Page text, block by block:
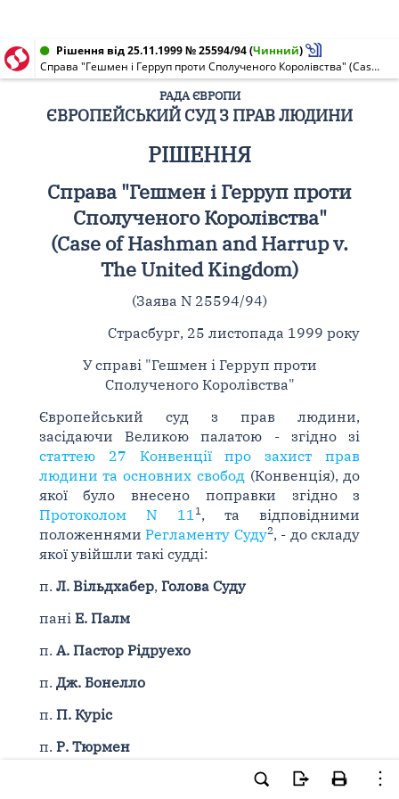
Рішення від 25.11.1999 № 25594/94(Чинний)
Справа "Гешмен і Герруп проти Сполученого Королівства" (Case of Hashman and Harrup v. The United Kingdom)
РАДА ЄВРОПИ
ЄВРОПЕЙСЬКИЙ СУД З ПРАВ ЛЮДИНИ
РІШЕННЯ
Справа "Гешмен і Герруп проти
Сполученого Королівства"
(Case of Hashman and Harrup v.
The United Kingdom)
(Заява N 25594/94)
Страсбург, 25 листопада 1999 року
У справі "Гешмен і Герруп проти
Сполученого Королівства"
Європейський суд з прав людини,
засідаючи Великою палатою - згідно зі
статтею 27 Конвенції про захист прав
людини та основних свобод(Конвенція), до
якої було внесено поправки згідно з
Протоколом N 111, та відповідними
положеннямиРегламенту Суду2, - до складу
якої увійшли такі судді:
п. Л. Вільдхабер, Голова Суду
пані Е. Палм
п. А. Пастор Рідруехо
п. Дж. Бонелло
п. П. Куріс
п. Р. Тюрмен